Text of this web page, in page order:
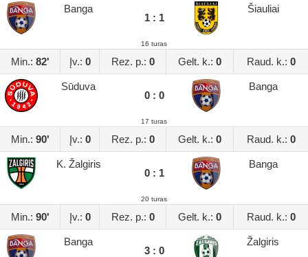
Banga
1 : 1
Šiauliai
16 turas
Min.: 82' Įv.: 0 Rez. p.: 0 Gelt. k.: 0 Raud. k.: 0
Sūduva
0 : 0
Banga
17 turas
Min.: 90' Įv.: 0 Rez. p.: 0 Gelt. k.: 0 Raud. k.: 0
K. Žalgiris
0 : 1
Banga
20 turas
Min.: 90' Įv.: 0 Rez. p.: 0 Gelt. k.: 0 Raud. k.: 0
Banga
3 : 0
Žalgiris